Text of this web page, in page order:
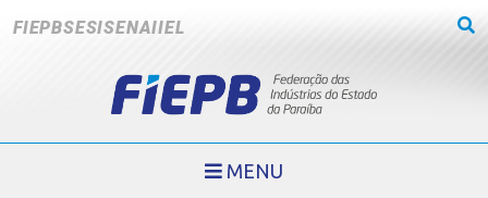
FIEPBSESISENAIIEL
MENU